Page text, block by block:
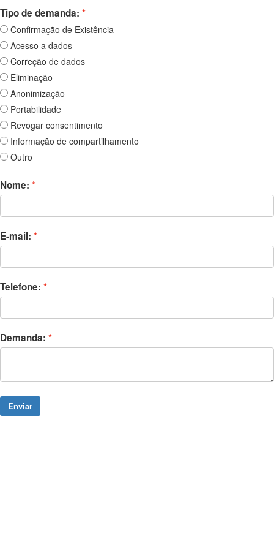
Tipo de demanda:
Confirmação de Existência
Acesso a dados
Correção de dados
Eliminação
Anonimização
Portabilidade
Revogar consentimento
Informação de compartilhamento
Outro
Nome:
E-mail:
Telefone:
Demanda:
Enviar